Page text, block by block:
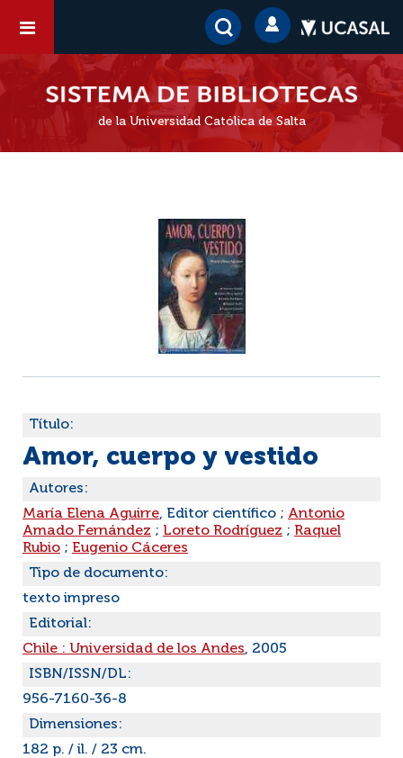
de la Universidad Católica de Salta
Título:
Amor, cuerpo y vestido
Autores:
María Elena Aguirre, Editor científico ; Antonio
Amado Fernández ; Loreto Rodríguez ; Raquel
Rubio ; Eugenio Cáceres
Tipo de documento:
texto impreso
Editorial:
Chile : Universidad de los Andes, 2005
ISBN/ISSN/DL:
956-7160-36-8
Dimensiones:
182 p. / il. / 23 cm.